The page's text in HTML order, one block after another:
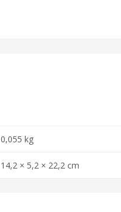
0,055 kg
14,2 × 5,2 × 22,2 cm